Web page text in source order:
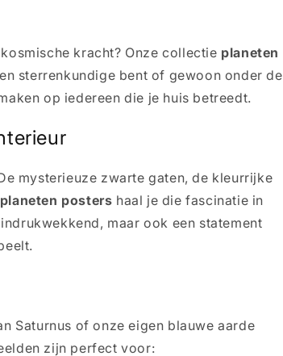
kracht? Onze collectie planeten
sterrenkundige bent of gewoon onder de
op iedereen die je huis betreedt.
mysterieuze zwarte gaten, de kleurrijke
planeten posters haal je die fascinatie in
maar ook een statement
Saturnus of onze eigen blauwe aarde
zijn perfect voor: